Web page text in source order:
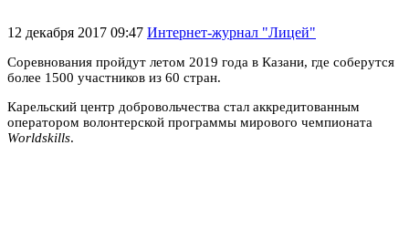
12 декабря 2017 09:47 Интернет-журнал "Лицей"
Соревнования пройдут летом 2019 года в Казани, где соберутся
более 1500 участников из 60 стран.
Карельский центр добровольчества стал аккредитованным
оператором волонтерской программы мирового чемпионата
Worldskills.